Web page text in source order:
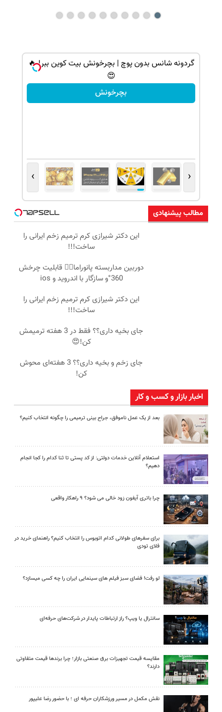
گردونه شانس بدون پوچ | بچرخونش بیت کوین ببر! 🔥
😍
بچرخونش
‹
›
مطالب پیشنهادی
این دکتر شیرازی کرم ترمیم زخم ایرانی را
ساخت!!!
دوربین مداربسته پانوراما👈🏻 قابلیت چرخش
360°و سازگار با اندروید و ios
این دکتر شیرازی کرم ترمیم زخم ایرانی را
ساخت!!!
جای بخیه داری؟؟ فقط در 3 هفته ترمیمش
کن!😍
جای زخم و بخیه داری؟؟ 3 هفته‌ای محوش
کن!
اخبار بازار و کسب و کار
بعد از یک عمل ناموفق، جراح بینی ترمیمی را چگونه انتخاب کنیم؟
استعلام آنلاین خدمات دولتی: از کد پستی تا ثنا کدام را کجا انجام
دهیم؟
چرا باتری آیفون زود خالی می شود؟ ۹ راهکار واقعی
برای سفرهای طولانی کدام اتوبوس را انتخاب کنیم؟ راهنمای خرید در
فلای تودی
لو رفت! فضای سبز فیلم های سینمایی ایران را چه کسی میسازد؟
سانترال یا ویپ؟ راز ارتباطات پایدار در شرکت‌های حرفه‌ای
مقایسه قیمت تجهیزات برق صنعتی بازار؛ چرا برندها قیمت متفاوتی
دارند؟
نقش مکمل در مسیر ورزشکاران حرفه ای ؛ با حضور رضا علیپور